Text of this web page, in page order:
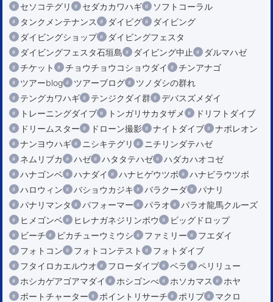
セソコテグリ
セダカカワハギ
ソフトコーラル
タンクメンテナンス
ダイビグ
ダイビング
ダイビングショップ
ダイビングフェスタ
ダイビングフェスタ石垣島
ダイビング中止
ダルマハゼ
チケット
チョウチョウコショウダイ
チンアナゴ
ツアーblog
ツアーブログ
ツノダシの群れ
テングカワハギ
テンジクダイ群
デバスズメダイ
トレーニングダイブ
トンガリサカタザメ
ドリフトダイブ
ドリームスター
ドローン撮影 ナイトダイブ
ナポレオン
ナンヨウハギ
ニシキテグリ
ニチリンダテハゼ
ネムリブカ
ハゼ ハタタテハゼ
ハダカハオコゼ
ハナゴンベ
ハナダイ ハナヒゲウツボ
ハナビラウツボ
ハロウィン
バショウカジキ バラクーダ
パナリ
パナリマンタ
パフォーマー パラオ
パラオ龍馬クルーズ
ヒメゴンベ
ヒレナガネジリンボウ
ビッグドロップ
ビーチ
ピカチューウミウシ ファミリー
フエダイ
フォトコン
フォトコンテスト
フォトダイブ
フタイロカエルウオ
フローダイブ ベラ
ペリリュー
ホシカゲアゴアマダイ
ホシゴンべ ホソカマス
ホヤ
ボートチャーター
ポイントリサーチ ポリプ
マクロ